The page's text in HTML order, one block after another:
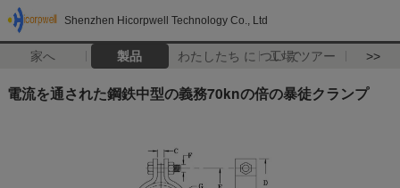
Shenzhen Hicorpwell Technology Co., Ltd
家へ 製品 わたしたち に つい て工場 ツアー >>
電流を通された鋼鉄中型の義務70knの倍の暴徒クランプ